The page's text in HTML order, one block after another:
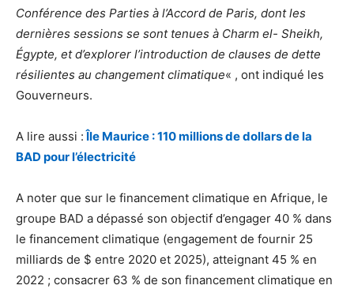
Conférence des Parties à l’Accord de Paris, dont les
dernières sessions se sont tenues à Charm el- Sheikh,
Égypte, et d’explorer l’introduction de clauses de dette
résilientes au changement climatique« , ont indiqué les
Gouverneurs.
A lire aussi :Île Maurice : 110 millions de dollars de la
BAD pour l’électricité
A noter que sur le financement climatique en Afrique, le
groupe BAD a dépassé son objectif d’engager 40 % dans
le financement climatique (engagement de fournir 25
milliards de $ entre 2020 et 2025), atteignant 45 % en
2022 ; consacrer 63 % de son financement climatique en